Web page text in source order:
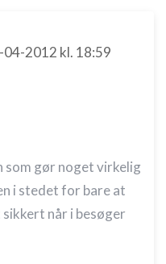
04-2012 kl. 18:59
som gør noget virkelig
i stedet for bare at
når i besøger